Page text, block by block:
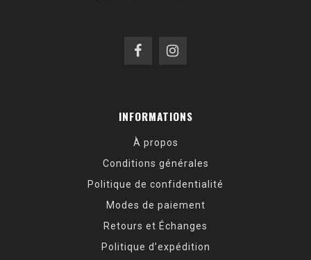
INFORMATIONS
À propos
Conditions générales
Politique de confidentialité
Modes de paiement
Retours et Échanges
Politique d’expédition